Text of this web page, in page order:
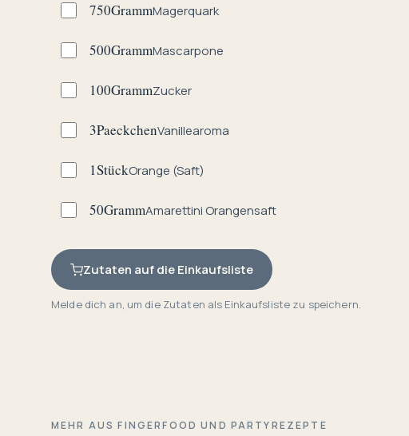
750GrammMagerquark
500GrammMascarpone
100GrammZucker
3PaeckchenVanillearoma
1StückOrange (Saft)
50GrammAmarettini Orangensaft
Zutaten auf die Einkaufsliste
Melde dich an, um die Zutaten als Einkaufsliste zu speichern.
MEHR AUS FINGERFOOD UND PARTYREZEPTE